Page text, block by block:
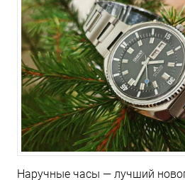
Наручные часы — лучший